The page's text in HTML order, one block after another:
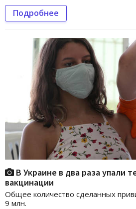
Подробнее
В Украине в два раза упали
вакцинации
Общее количество сделанных
9 млн.